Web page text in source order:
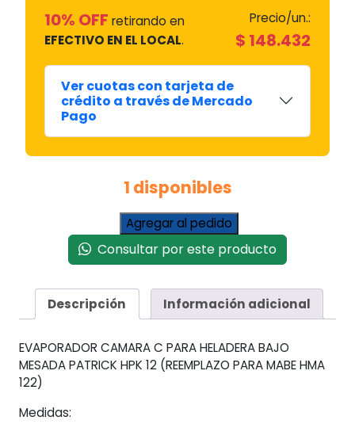
10% OFF retirando en
EFECTIVO EN EL LOCAL.
Precio/un.:
$ 148.432
Ver cuotas con tarjeta de
crédito a través de Mercado
Pago
1 disponibles
Camara
C
Congelador
Patrick
Mabe
12
/
Agregar al pedido
Consultar por este producto
Descripción Información adicional
EVAPORADOR CAMARA C PARA HELADERA BAJO
MESADA PATRICK HPK 12 (REEMPLAZO PARA MABE HMA
122)
Medidas: